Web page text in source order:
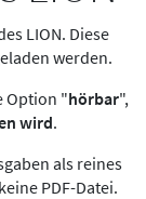
LION. Diese
werden.
Option "hörbar",
wird.
als reines
PDF-Datei.